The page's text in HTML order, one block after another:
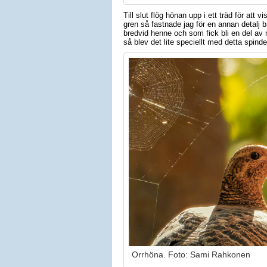
Till slut flög hönan upp i ett träd för att
gren så fastnade jag för en annan detalj
bredvid henne och som fick bli en del
så blev det lite speciellt med detta
Orrhöna. Foto: Sami Rahkonen